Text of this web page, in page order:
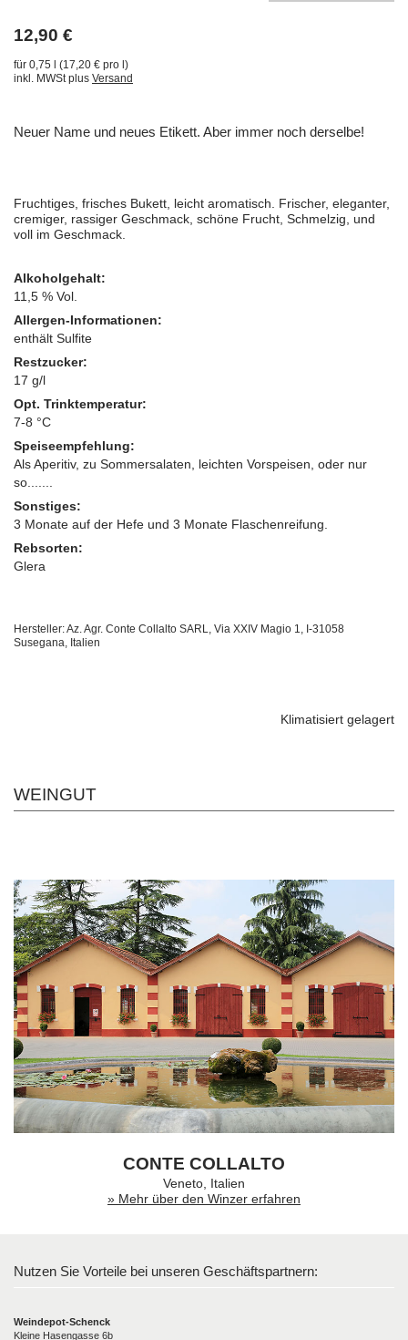
12,90 €
für 0,75 l (17,20 € pro l)
inkl. MWSt plus Versand
Neuer Name und neues Etikett. Aber immer noch derselbe!
Fruchtiges, frisches Bukett, leicht aromatisch. Frischer, eleganter,
cremiger, rassiger Geschmack, schöne Frucht, Schmelzig, und
voll im Geschmack.
Alkoholgehalt:
11,5 % Vol.
Allergen-Informationen:
enthält Sulfite
Restzucker:
17 g/l
Opt. Trinktemperatur:
7-8 °C
Speiseempfehlung:
Als Aperitiv, zu Sommersalaten, leichten Vorspeisen, oder nur
so.......
Sonstiges:
3 Monate auf der Hefe und 3 Monate Flaschenreifung.
Rebsorten:
Glera
Hersteller: Az. Agr. Conte Collalto SARL, Via XXIV Magio 1, I-31058
Susegana, Italien
Klimatisiert gelagert
WEINGUT
CONTE COLLALTO
Veneto, Italien
» Mehr über den Winzer erfahren
Nutzen Sie Vorteile bei unseren Geschäftspartnern:
Weindepot-Schenck
Kleine Hasengasse 6b